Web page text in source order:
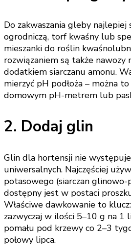
Do zakwaszania gleby najlepiej
ogrodniczą, torf kwaśny lub
mieszanki do roślin
rozwiązaniem są także nawozy
dodatkiem siarczanu amonu.
mierzyć pH podłoża – można
domowym pH-metrem lub
2. Dodaj glin
Glin dla hortensji nie
uniwersalnych. Najczęściej
potasowego (siarczan
dostępny jest w postaci
Właściwe dawkowanie to
zazwyczaj w ilości 5–10 g na
pomału pod krzewy co 2–3
połowy lipca.